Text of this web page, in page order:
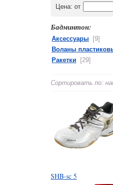
Цена: от
Бадминтон:
Аксессуары [9]
Воланы
Ракетки [29]
Сортировать по:
SHB-sc 5